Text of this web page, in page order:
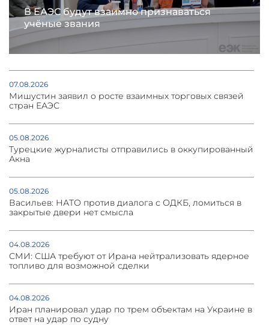
В ЕАЭС будут взаимно признаваться
учёные звания
07.08.2026
Мишустин заявил о росте взаимных торговых связей
стран ЕАЭС
05.08.2026
Турецкие журналисты отправились в оккупированный
Акна
05.08.2026
Васильев: НАТО против диалога с ОДКБ, ломиться в
закрытые двери нет смысла
04.08.2026
СМИ: США требуют от Ирана нейтрализовать ядерное
топливо для возможной сделки
04.08.2026
Иран планировал удар по трем объектам на Украине в
ответ на удар по судну